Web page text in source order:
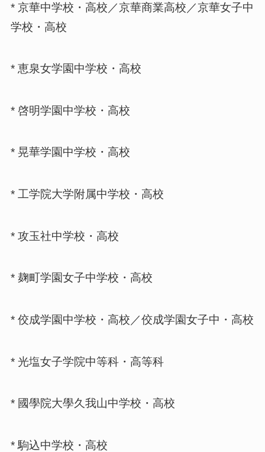
* 京華中学校・高校／京華商業高校／京華女子中
学校・高校
* 恵泉女学園中学校・高校
* 啓明学園中学校・高校
* 晃華学園中学校・高校
* 工学院大学附属中学校・高校
* 攻玉社中学校・高校
* 麹町学園女子中学校・高校
* 佼成学園中学校・高校／佼成学園女子中・高校
* 光塩女子学院中等科・高等科
* 國學院大學久我山中学校・高校
* 駒込中学校・高校